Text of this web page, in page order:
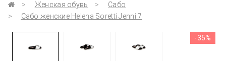
Женская обувь
Сабо
Сабо женские Helena Soretti Jenni 7
-35%